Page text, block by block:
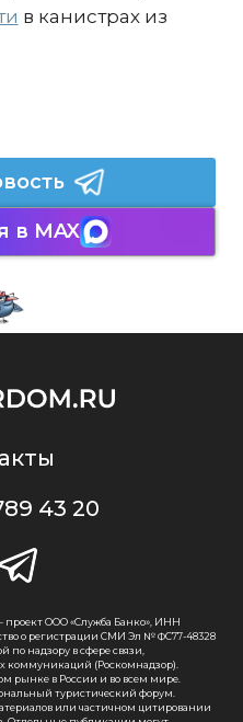
в канистрах из
в MAX
43 20
ООО «Служба Банко», ИНН
о регистрации СМИ Эл № ФС77-48328
по надзору в сфере связи,
коммуникаций (Роскомнадзор).
рынке в России и во всем мире.
туристический форум.
или частичном цитировании